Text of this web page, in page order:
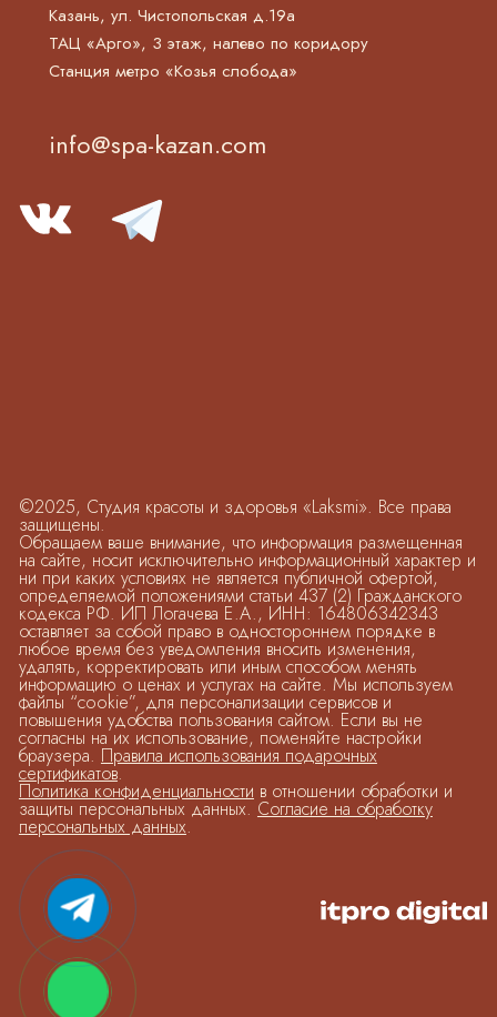
Казань, ул. Чистопольская д.19а
ТАЦ «Арго», 3 этаж, налево по коридору
Станция метро «Козья слобода»
info@spa-kazan.com
©2025, Студия красоты и здоровья «Laksmi». Все права
защищены.
Обращаем ваше внимание, что информация размещенная
на сайте, носит исключительно информационный характер и
ни при каких условиях не является публичной офертой,
определяемой положениями статьи 437 (2) Гражданского
кодекса РФ. ИП Логачева Е.А., ИНН: 164806342343
оставляет за собой право в одностороннем порядке в
любое время без уведомления вносить изменения,
удалять, корректировать или иным способом менять
информацию о ценах и услугах на сайте. Мы используем
файлы “cookie”, для персонализации сервисов и
повышения удобства пользования сайтом. Если вы не
согласны на их использование, поменяйте настройки
браузера. Правила использования подарочных
сертификатов.
Политика конфиденциальности в отношении обработки и
защиты персональных данных. Согласие на обработку
персональных данных.